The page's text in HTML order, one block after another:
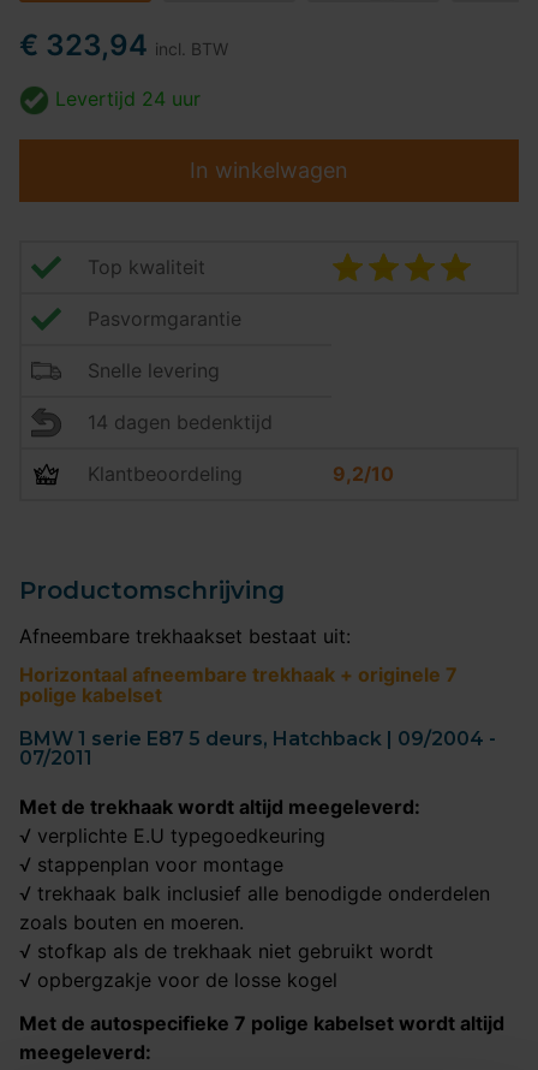
€ 323,94 incl. BTW
Levertijd 24 uur
In winkelwagen
Top kwaliteit
Pasvormgarantie
Snelle levering
14 dagen bedenktijd
Klantbeoordeling 9,2/10
Productomschrijving
Afneembare trekhaakset bestaat uit:
Horizontaal afneembare trekhaak + originele 7
polige kabelset
BMW 1 serie E87 5 deurs, Hatchback | 09/2004 -
07/2011
Met de trekhaak wordt altijd meegeleverd:
√ verplichte E.U typegoedkeuring
√ stappenplan voor montage
√ trekhaak balk inclusief alle benodigde onderdelen
zoals bouten en moeren.
√ stofkap als de trekhaak niet gebruikt wordt
√ opbergzakje voor de losse kogel
Met de autospecifieke 7 polige kabelset wordt altijd
meegeleverd: